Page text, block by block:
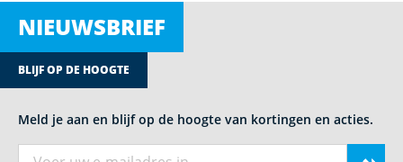
NIEUWSBRIEF
BLIJF OP DE HOOGTE
Meld je aan en blijf op de hoogte van kortingen en acties.